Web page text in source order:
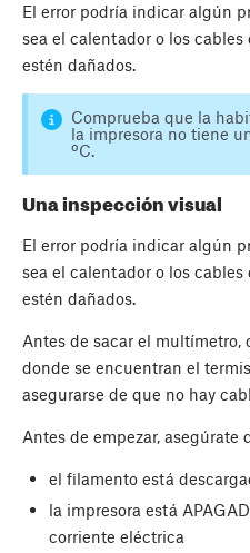
El error podría indicar algún
sea el calentador o los
estén dañados.
Comprueba que la
la impresora no tiene
ºC.
Una inspección visual
El error podría indicar algún
sea el calentador o los
estén dañados.
Antes de sacar el multímetro,
donde se encuentran el
asegurarse de que no hay
Antes de empezar, asegúrate
el filamento está
la impresora está
corriente eléctrica